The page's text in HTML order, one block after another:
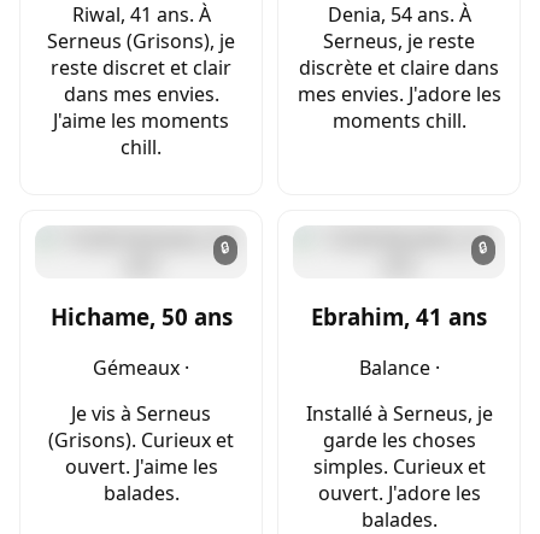
Riwal, 41 ans. À
Serneus (Grisons), je
reste discret et clair
dans mes envies.
J'aime les moments
chill.
Denia, 54 ans. À
Serneus, je reste
discrète et claire dans
mes envies. J'adore les
moments chill.
🔒
Hichame, 50 ans
Gémeaux ·
Je vis à Serneus
(Grisons). Curieux et
ouvert. J'aime les
balades.
🔒
Ebrahim, 41 ans
Balance ·
Installé à Serneus, je
garde les choses
simples. Curieux et
ouvert. J'adore les
balades.